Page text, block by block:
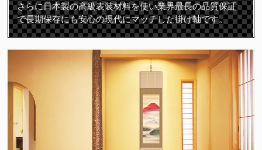
さらに日本製の高級表装材料を使い業界最長の品質保証
で長期保存にも安心の現代にマッチした掛け軸です。